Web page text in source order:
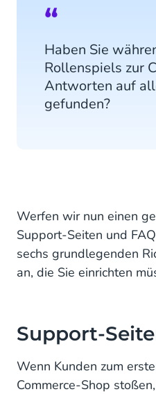
Haben Sie
Rollenspiels zur
Antworten auf
gefunden?
Werfen wir nun einen
Support-Seiten und
sechs grundlegenden
an, die Sie einrichten
Support-
Wenn Kunden zum
Commerce-Shop